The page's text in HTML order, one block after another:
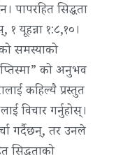
पापरहित सिद्धता
यूहन्ना १:८,१०।
समस्याको
को अनुभव
कहिल्यै प्रस्तुत
विचार गर्नुहोस्।
गर्दैछन्, तर उनले